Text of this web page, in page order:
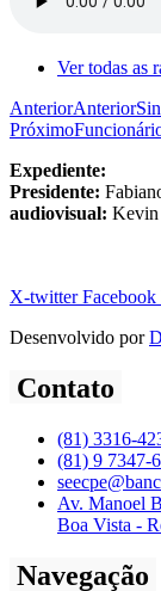
Ver todas as
AnteriorAnterior
Próximo
Expediente:
Presidente:
audiovisual: Kevin
X-twitter Facebook
Desenvolvido por
Contato
(81) 3316-
(81) 9 7347-
Av. Manoel
Boa Vista -
Navegação